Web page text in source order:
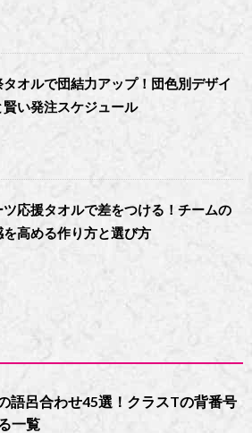
オルで団結力アップ！団色別デザイ
賢い発注スケジュール
ツ応援タオルで差をつける！チームの
を高める作り方と選び方
語呂合わせ45選！クラスTの背番号
一覧